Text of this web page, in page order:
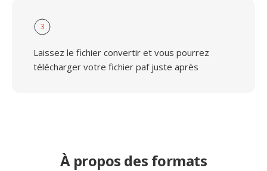
3
Laissez le fichier convertir et vous pourrez
télécharger votre fichier paf juste après
À propos des formats